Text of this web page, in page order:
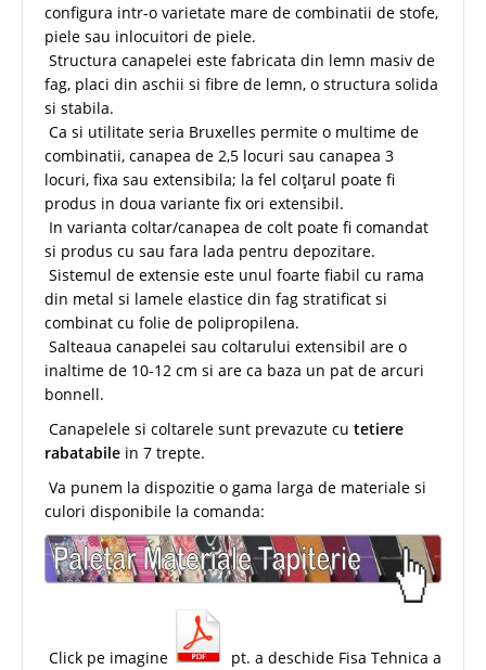
configura intr-o varietate mare de combinatii de stofe,
piele sau inlocuitori de piele.
Structura canapelei este fabricata din lemn masiv de
fag, placi din aschii si fibre de lemn, o structura solida
si stabila.
Ca si utilitate seria Bruxelles permite o multime de
combinatii, canapea de 2,5 locuri sau canapea 3
locuri, fixa sau extensibila; la fel colțarul poate fi
produs in doua variante fix ori extensibil.
In varianta coltar/canapea de colt poate fi comandat
si produs cu sau fara lada pentru depozitare.
Sistemul de extensie este unul foarte fiabil cu rama
din metal si lamele elastice din fag stratificat si
combinat cu folie de polipropilena.
Salteaua canapelei sau coltarului extensibil are o
inaltime de 10-12 cm si are ca baza un pat de arcuri
bonnell.
Canapelele si coltarele sunt prevazute cu tetiere
rabatabile in 7 trepte.
Va punem la dispozitie o gama larga de materiale si
culori disponibile la comanda:
Click pe imagine pt. a deschide Fisa Tehnica a